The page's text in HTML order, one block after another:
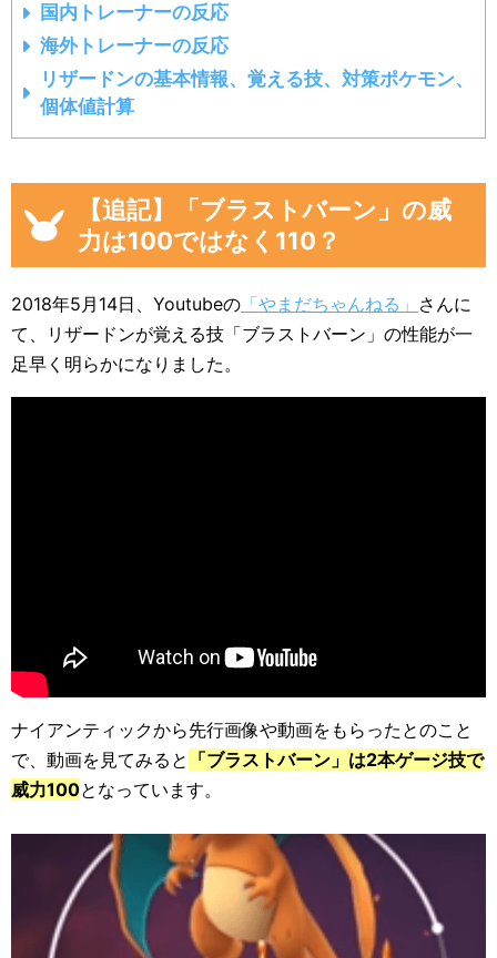
国内トレーナーの反応
海外トレーナーの反応
リザードンの基本情報、覚える技、対策ポケモン、
個体値計算
【追記】「ブラストバーン」の威
力は100ではなく110？
2018年5月14日、Youtubeの 「やまだちゃんねる」 さんに
て、リザードンが覚える技「ブラストバーン」の性能が一
足早く明らかになりました。
ナイアンティックから先行画像や動画をもらったとのこと
で、動画を見てみると 「ブラストバーン」は2本ゲージ技で
威力100となっています。